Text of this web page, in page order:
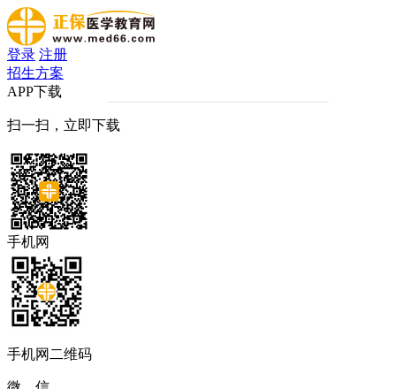
登录 注册
招生方案
APP下载
扫一扫，立即下载
手机网
手机网二维码